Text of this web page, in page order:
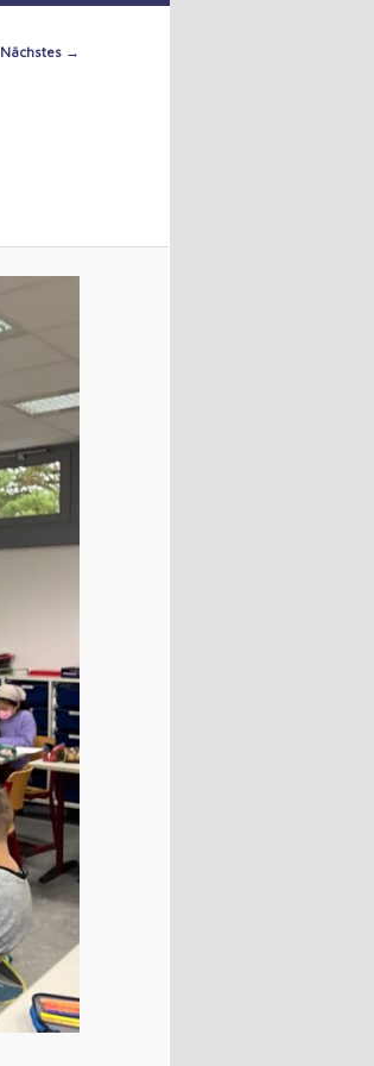
Nächstes →